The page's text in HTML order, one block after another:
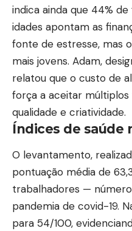
indica ainda que 44%
idades apontam as
fonte de estresse, mas
mais jovens. Adam,
relatou que o custo de
força a aceitar
qualidade e criatividade.
Índices de saúde
O levantamento,
pontuação média de
trabalhadores —
pandemia de covid-19.
para 54/100,